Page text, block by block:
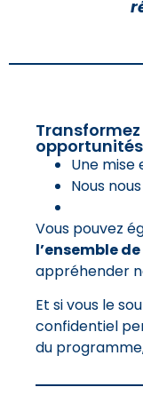
Une mise
Nous
Vous pouvez
l’ensemble de
appréhender
Et si vous le
confidentiel
du